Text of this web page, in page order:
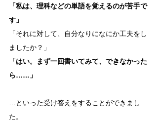
「私は、理科などの単語を覚えるのが苦手で
す」
「それに対して、自分なりになにか工夫をし
ましたか？」
「はい。まず一回書いてみて、できなかった
ら……」
…といった受け答えをすることができまし
た。